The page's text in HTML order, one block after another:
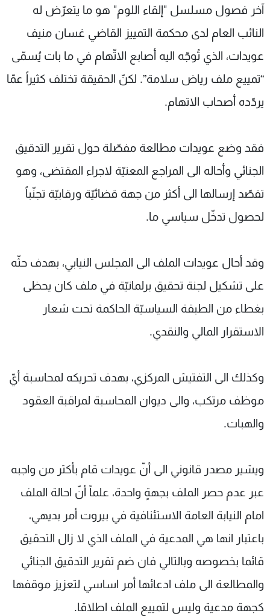
آخر فصول مسلسل "إلقاء اللوم" هو ما يتعرّض له
النائب العام لدى محكمة التمييز القاضي غسان منيف
عويدات، الذي تُوجّه اليه أصابع الاتّهام في ما بات يُسمّى
“تمييع ملف رياض سلامة”. لكنّ الحقيقة تختلف كثيراً عمّا
يردّده أصحاب الاتهام.
فقد وضع عويدات مطالعة مفصّلة حول تقرير التدقيق
الجنائي وأحاله الى المراجع المعنيّة لاجراء المقتضى، وهو
تقصّد إرسالها الى أكثر من جهة قضائيّة ورقابيّة تجنّباً
لحصول تدخّل سياسي ما.
وقد أحال عويدات الملف الى المجلس النيابي، بهدف حثّه
على تشكيل لجنة تحقيق برلمانيّة في ملف كان يحظى
بغطاء من الطبقة السياسيّة الحاكمة تحت شعار
الاستقرار المالي والنقدي.
وكذلك الى التفتيش المركزي، بهدف تحريكه لمحاسبة أيّ
موظف مرتكب، والى ديوان المحاسبة لمراقبة العقود
والهبات.
ويشير مصدر قانوني الى أنّ عويدات قام بأكثر من واجبه
عبر عدم حصر الملف بجهةٍ واحدة، علماً أنّ احالة الملف
امام النيابة العامة الاستئنافية في بيروت أمر بديهي،
باعتبار انها هي المدعية في الملف الذي لا زال التحقيق
قائما بخصوصه وبالتالي فان ضم تقرير التدقيق الجنائي
والمطالعة الى ملف ادعائها أمر اساسي لتعزيز موقفها
كجهة مدعية وليس لتمييع الملف اطلاقا.